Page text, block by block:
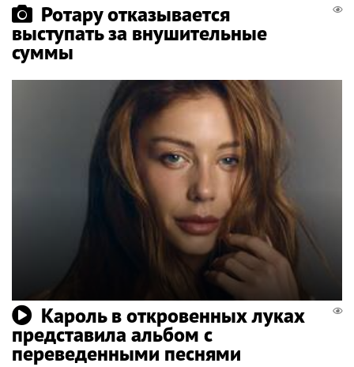
Ротару отказывается
выступать за внушительные
суммы
Кароль в откровенных луках
представила альбом с
переведенными песнями